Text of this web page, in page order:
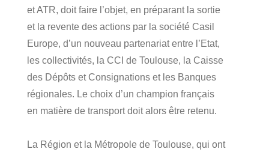
et ATR, doit faire l’objet, en préparant la sortie
et la revente des actions par la société Casil
Europe, d’un nouveau partenariat entre l’Etat,
les collectivités, la CCI de Toulouse, la Caisse
des Dépôts et Consignations et les Banques
régionales. Le choix d’un champion français
en matière de transport doit alors être retenu.
La Région et la Métropole de Toulouse, qui ont